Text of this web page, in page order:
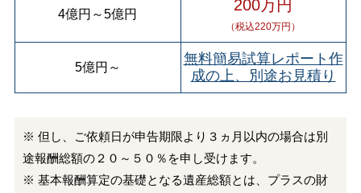
4億円 ～ 5億円 200万円
（税込220万円）
5億円 ～
無料簡易試算レポート作
成の上、別途お見積り
※ 但し、ご依頼日が申告期限より３ヵ月以内の場合は別
途報酬総額の２０～５０％を申し受けます。
※ 基本報酬算定の基礎となる遺産総額とは、プラスの財